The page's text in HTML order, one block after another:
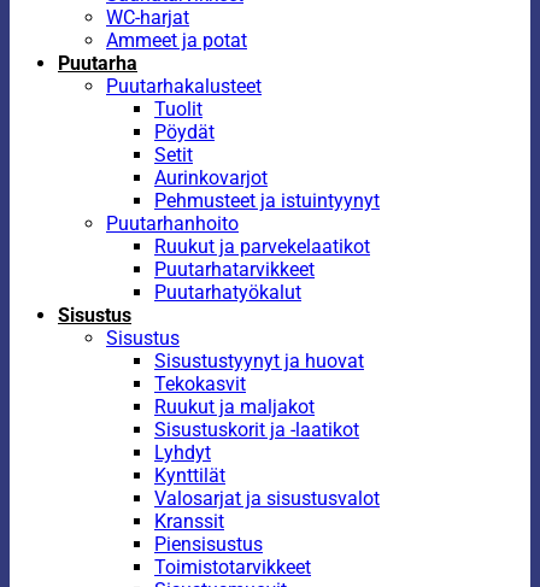
WC-harjat
Ammeet ja potat
Puutarha
Puutarhakalusteet
Tuolit
Pöydät
Setit
Aurinkovarjot
Pehmusteet ja istuintyynyt
Puutarhanhoito
Ruukut ja parvekelaatikot
Puutarhatarvikkeet
Puutarhatyökalut
Sisustus
Sisustus
Sisustustyynyt ja huovat
Tekokasvit
Ruukut ja maljakot
Sisustuskorit ja -laatikot
Lyhdyt
Kynttilät
Valosarjat ja sisustusvalot
Kranssit
Piensisustus
Toimistotarvikkeet